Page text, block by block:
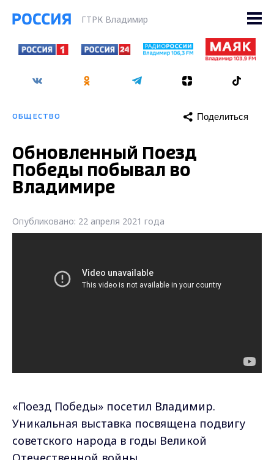
ГТРК Владимир
ОБЩЕСТВО Поделиться
Обновленный Поезд
Победы побывал во
Владимире
Опубликовано: 22 апреля 2021 года
«Поезд Победы» посетил Владимир.
Уникальная выставка посвящена подвигу
советского народа в годы Великой